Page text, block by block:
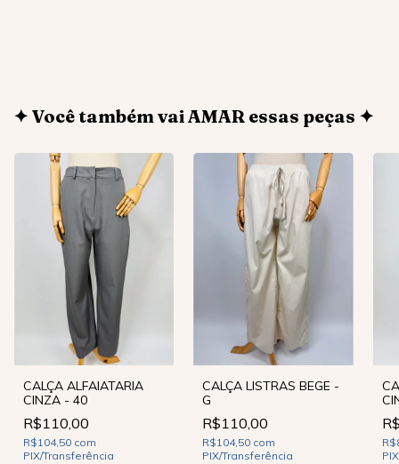
✦ Você também vai AMAR essas peças ✦
CALÇA ALFAIATARIA
CINZA - 40
R$110,00
R$104,50 com
PIX/Transferência
CALÇA LISTRAS BEGE -
G
R$110,00
R$104,50 com
PIX/Transferência